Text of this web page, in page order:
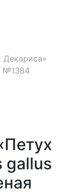
№1384
gallus